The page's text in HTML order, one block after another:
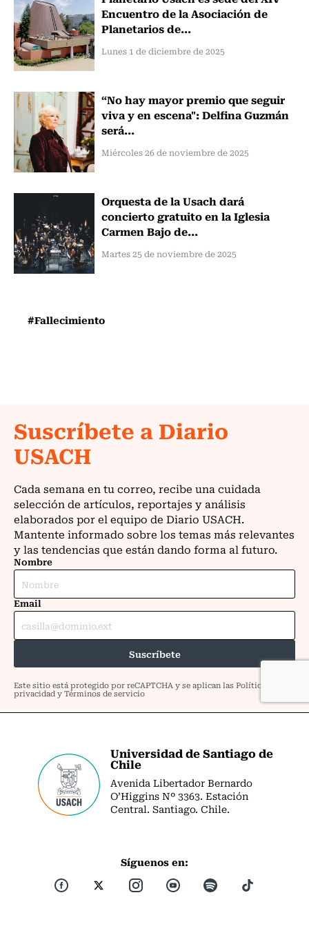
Encuentro de la Asociación de
Planetarios de...
Lunes 1 de diciembre de 2025
“No hay mayor premio que seguir
viva y en escena": Delfina Guzmán
será...
Miércoles 26 de noviembre de 2025
Orquesta de la Usach dará
concierto gratuito en la Iglesia
Carmen Bajo de...
Martes 25 de noviembre de 2025
#Fallecimiento
Universidad de Santiago de
Chile
Avenida Libertador Bernardo
O’Higgins Nº 3363. Estación
Central. Santiago. Chile.
Síguenos en: